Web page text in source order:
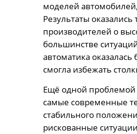
моделей
Результаты
производителей о
большинстве
автоматика
смогла избежать
Ещё одной проблемой
самые современные
стабильного
рискованные